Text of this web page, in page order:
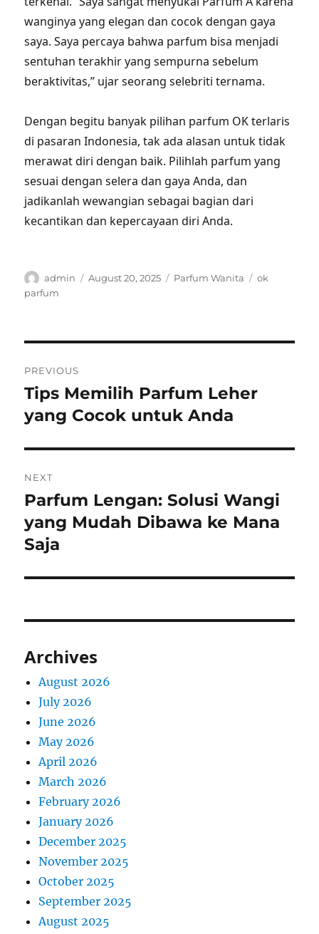
wanginya yang elegan dan cocok dengan gaya
saya. Saya percaya bahwa parfum bisa menjadi
sentuhan terakhir yang sempurna sebelum
beraktivitas,” ujar seorang selebriti ternama.
Dengan begitu banyak pilihan parfum OK terlaris
di pasaran Indonesia, tak ada alasan untuk tidak
merawat diri dengan baik. Pilihlah parfum yang
sesuai dengan selera dan gaya Anda, dan
jadikanlah wewangian sebagai bagian dari
kecantikan dan kepercayaan diri Anda.
Author
admin
Posted
August 20, 2025 Categories
Parfum Wanita Tags
ok
parfum
navigation
PREVIOUS
Previous
post:
Tips Memilih Parfum Leher
yang Cocok untuk Anda
NEXT
Next
post:
Parfum Lengan: Solusi Wangi
yang Mudah Dibawa ke Mana
Saja
Archives
August 2026
July 2026
June 2026
May 2026
April 2026
March 2026
February 2026
January 2026
December 2025
November 2025
October 2025
September 2025
August 2025